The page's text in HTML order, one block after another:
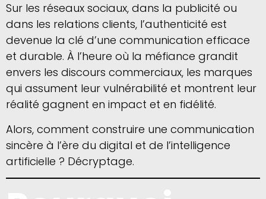
Sur les réseaux sociaux, dans la publicité ou
dans les relations clients, l’authenticité est
devenue la clé d’une communication efficace
et durable. À l’heure où la méfiance grandit
envers les discours commerciaux, les marques
qui assument leur vulnérabilité et montrent leur
réalité gagnent en impact et en fidélité.
Alors, comment construire une communication
sincère à l’ère du digital et de l’intelligence
artificielle ? Décryptage.